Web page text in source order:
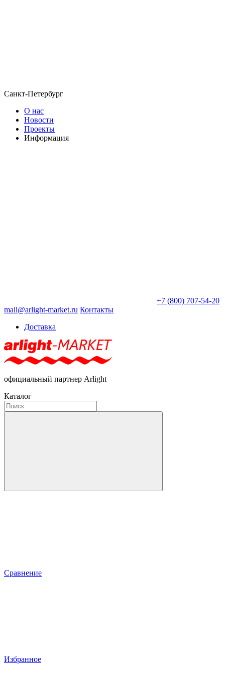
Санкт-Петербург
О нас
Новости
Проекты
Информация
+7 (800) 707-54-20
mail@arlight-market.ru Контакты
Доставка
официальный партнер Arlight
Каталог
Сравнение
Избранное